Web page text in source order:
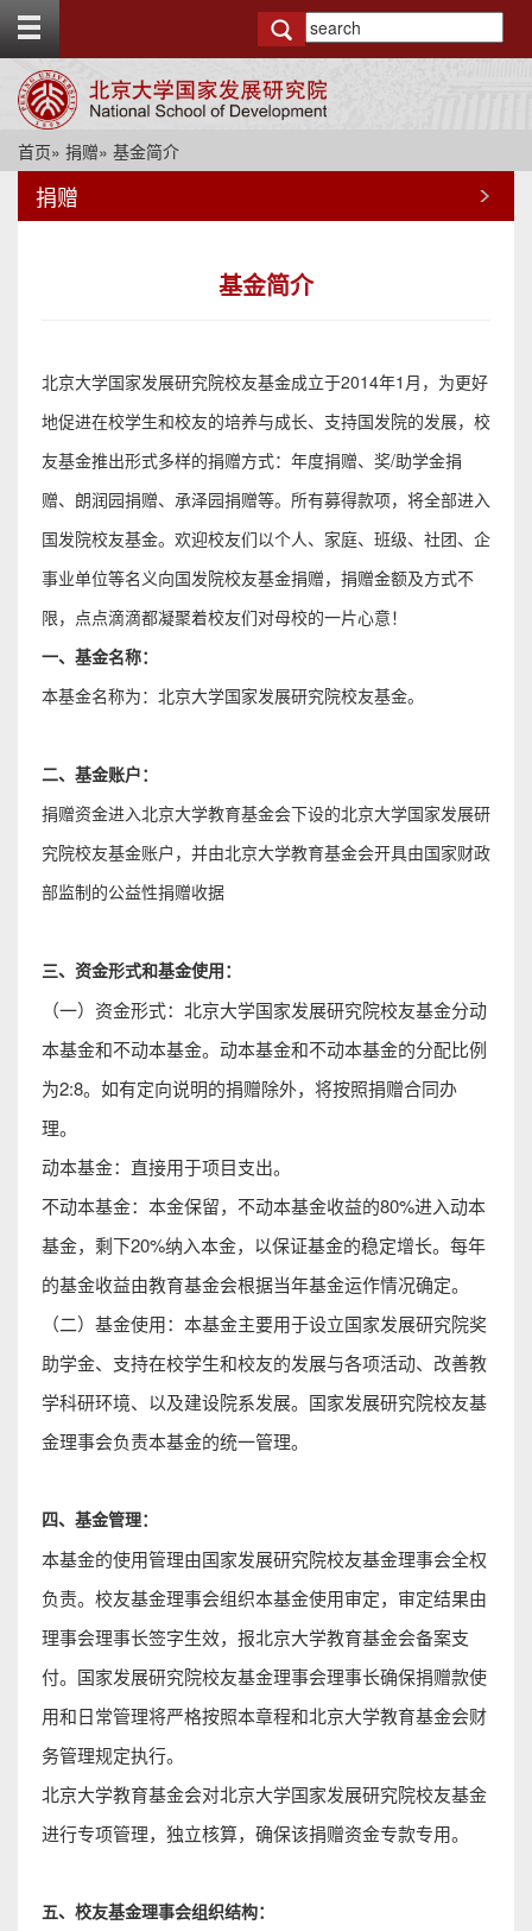
g
o
首页» 捐赠» 基金简介
捐赠
基金简介
北京大学国家发展研究院校友基金成立于2014年1月，为更好
地促进在校学生和校友的培养与成长、支持国发院的发展，校
友基金推出形式多样的捐赠方式：年度捐赠、奖/助学金捐
赠、朗润园捐赠、承泽园捐赠等。所有募得款项，将全部进入
国发院校友基金。欢迎校友们以个人、家庭、班级、社团、企
事业单位等名义向国发院校友基金捐赠，捐赠金额及方式不
限，点点滴滴都凝聚着校友们对母校的一片心意！
一、基金名称：
本基金名称为：北京大学国家发展研究院校友基金。
二、基金账户：
捐赠资金进入北京大学教育基金会下设的北京大学国家发展研
究院校友基金账户，并由北京大学教育基金会开具由国家财政
部监制的公益性捐赠收据
三、资金形式和基金使用：
（一）资金形式：北京大学国家发展研究院校友基金分动
本基金和不动本基金。动本基金和不动本基金的分配比例
为2:8。如有定向说明的捐赠除外，将按照捐赠合同办
理。
动本基金：直接用于项目支出。
不动本基金：本金保留，不动本基金收益的80%进入动本
基金，剩下20%纳入本金，以保证基金的稳定增长。每年
的基金收益由教育基金会根据当年基金运作情况确定。
（二）基金使用：本基金主要用于设立国家发展研究院奖
助学金、支持在校学生和校友的发展与各项活动、改善教
学科研环境、以及建设院系发展。国家发展研究院校友基
金理事会负责本基金的统一管理。
四、基金管理：
本基金的使用管理由国家发展研究院校友基金理事会全权
负责。校友基金理事会组织本基金使用审定，审定结果由
理事会理事长签字生效，报北京大学教育基金会备案支
付。国家发展研究院校友基金理事会理事长确保捐赠款使
用和日常管理将严格按照本章程和北京大学教育基金会财
务管理规定执行。
北京大学教育基金会对北京大学国家发展研究院校友基金
进行专项管理，独立核算，确保该捐赠资金专款专用。
五、校友基金理事会组织结构：